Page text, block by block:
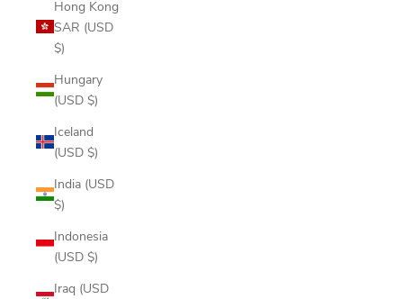
Hong Kong
SAR (USD
$)
Hungary
(USD $)
Iceland
(USD $)
India (USD
$)
Indonesia
(USD $)
Iraq (USD